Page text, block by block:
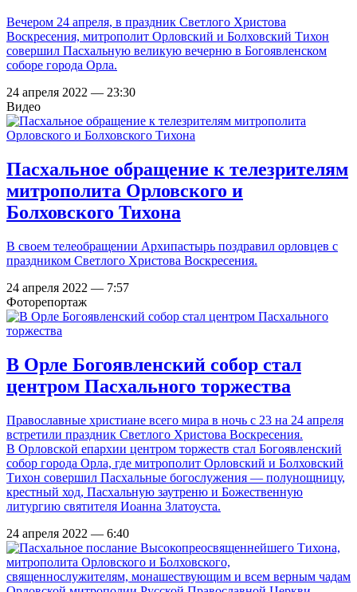
Вечером 24 апреля, в праздник Светлого Христова
Воскресения, митрополит Орловский и Болховский Тихон
совершил Пасхальную великую вечерню в Богоявленском
соборе города Орла.
24 апреля 2022 — 23:30
Видео
Пасхальное обращение к телезрителям
митрополита Орловского и
Болховского Тихона
В своем телеобращении Архипастырь поздравил орловцев с
праздником Светлого Христова Воскресения.
24 апреля 2022 — 7:57
Фоторепортаж
В Орле Богоявленский собор стал
центром Пасхального торжества
Православные христиане всего мира в ночь с 23 на 24 апреля
встретили праздник Светлого Христова Воскресения.
В Орловской епархии центром торжеств стал Богоявленский
собор города Орла, где митрополит Орловский и Болховский
Тихон совершил Пасхальные богослужения — полунощницу,
крестный ход, Пасхальную заутреню и Божественную
литургию святителя Иоанна Златоуста.
24 апреля 2022 — 6:40